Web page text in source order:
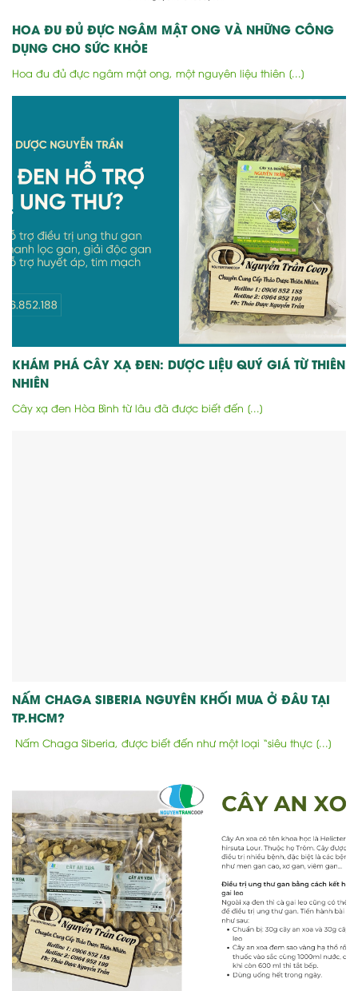
HOA ĐU ĐỦ ĐỰC NGÂM MẬT ONG VÀ NHỮNG CÔNG
DỤNG CHO SỨC KHỎE
Hoa đu đủ đực ngâm mật ong, một nguyên liệu thiên [...]
KHÁM PHÁ CÂY XẠ ĐEN: DƯỢC LIỆU QUÝ GIÁ TỪ THIÊN
NHIÊN
Cây xạ đen Hòa Bình từ lâu đã được biết đến [...]
NẤM CHAGA SIBERIA NGUYÊN KHỐI MUA Ở ĐÂU TẠI
TP.HCM?
Nấm Chaga Siberia, được biết đến như một loại “siêu thực [...]